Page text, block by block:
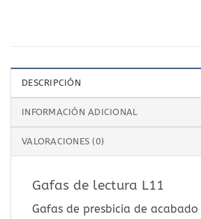
DESCRIPCIÓN
INFORMACIÓN ADICIONAL
VALORACIONES (0)
Gafas de lectura L11
Gafas de presbicia de